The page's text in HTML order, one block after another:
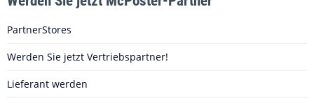
Biberach - Bayern
DE 88 Friedrichshafen | Lindau | Überlingen | Wangen |
DE 89 Ulm | Blaubeuren | Langenau | Weißenhorn |
PartnerStores
Werden Sie jetzt Vertriebspartner!
Lieferant werden